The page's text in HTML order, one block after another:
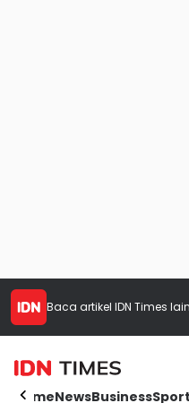
Baca artikel IDN Times
HomeNewsBusinessSport